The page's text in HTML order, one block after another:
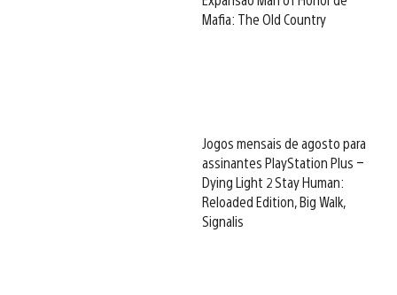
Mafia: The Old Country
Jogos mensais de agosto para
assinantes PlayStation Plus –
Dying Light 2 Stay Human:
Reloaded Edition, Big Walk,
Signalis